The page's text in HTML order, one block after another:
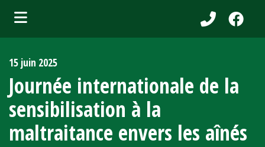
(Attraits touristiques )
(Affaires et entreprises )
15 juin 2025
Journée internationale de la
sensibilisation à la
maltraitance envers les aînés